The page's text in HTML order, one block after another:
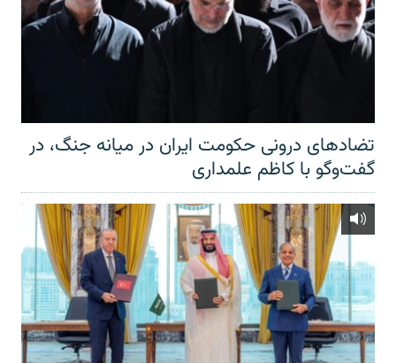
تضادهای درونی حکومت ایران در میانه جنگ، در
گفت‌‌وگو با کاظم علمداری